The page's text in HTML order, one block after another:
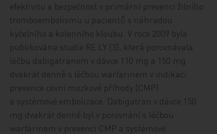
efektivitu a bezpečnost v primární prevenci žilního
tromboembolismu u pacientů s náhradou
kyčelního a kolenního kloubu. V roce 2009 byla
publikována studie ­RE LY [3], která porovnávala
léčbu dabigatranem v dávce 110 mg a 150 mg
dvakrát denně s léčbou warfarinem v indikaci
prevence cévní mozkové příhody (CMP)
a systémové embolizace. Dabigatran v dávce 150
mg dvakrát denně byl v porovnání s léčbou
warfarinem v prevenci CMP a systémové